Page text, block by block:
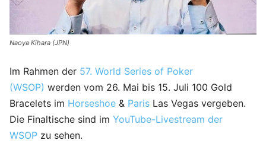
Naoya Kihara (JPN)
Im Rahmen der 57. World Series of Poker
(WSOP) werden vom 26. Mai bis 15. Juli 100 Gold
Bracelets im Horseshoe & Paris Las Vegas vergeben.
Die Finaltische sind im YouTube-Livestream der
WSOP zu sehen.